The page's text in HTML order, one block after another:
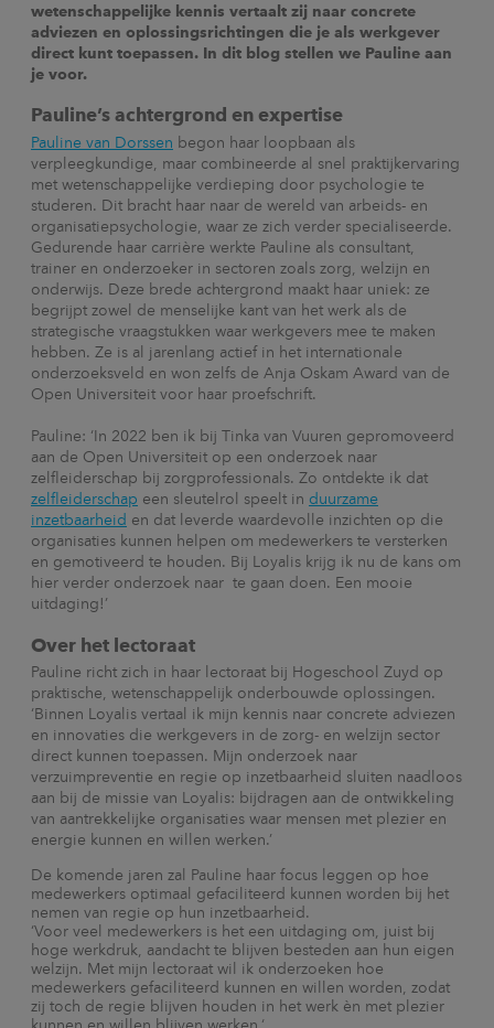
wetenschappelijke kennis vertaalt zij naar concrete
adviezen en oplossingsrichtingen die je als werkgever
direct kunt toepassen. In dit blog stellen we Pauline aan
je voor.
Pauline’s achtergrond en expertise
Pauline van Dorssen begon haar loopbaan als
verpleegkundige, maar combineerde al snel praktijkervaring
met wetenschappelijke verdieping door psychologie te
studeren. Dit bracht haar naar de wereld van arbeids- en
organisatiepsychologie, waar ze zich verder specialiseerde.
Gedurende haar carrière werkte Pauline als consultant,
trainer en onderzoeker in sectoren zoals zorg, welzijn en
onderwijs. Deze brede achtergrond maakt haar uniek: ze
begrijpt zowel de menselijke kant van het werk als de
strategische vraagstukken waar werkgevers mee te maken
hebben. Ze is al jarenlang actief in het internationale
onderzoeksveld en won zelfs de Anja Oskam Award van de
Open Universiteit voor haar proefschrift.
Pauline: ‘In 2022 ben ik bij Tinka van Vuuren gepromoveerd
aan de Open Universiteit op een onderzoek naar
zelfleiderschap bij zorgprofessionals. Zo ontdekte ik dat
zelfleiderschap een sleutelrol speelt in duurzame
inzetbaarheid en dat leverde waardevolle inzichten op die
organisaties kunnen helpen om medewerkers te versterken
en gemotiveerd te houden. Bij Loyalis krijg ik nu de kans om
hier verder onderzoek naar te gaan doen. Een mooie
uitdaging!’
Over het lectoraat
Pauline richt zich in haar lectoraat bij Hogeschool Zuyd op
praktische, wetenschappelijk onderbouwde oplossingen.
‘Binnen Loyalis vertaal ik mijn kennis naar concrete adviezen
en innovaties die werkgevers in de zorg- en welzijn sector
direct kunnen toepassen. Mijn onderzoek naar
verzuimpreventie en regie op inzetbaarheid sluiten naadloos
aan bij de missie van Loyalis: bijdragen aan de ontwikkeling
van aantrekkelijke organisaties waar mensen met plezier en
energie kunnen en willen werken.’
De komende jaren zal Pauline haar focus leggen op hoe
medewerkers optimaal gefaciliteerd kunnen worden bij het
nemen van regie op hun inzetbaarheid.
‘Voor veel medewerkers is het een uitdaging om, juist bij
hoge werkdruk, aandacht te blijven besteden aan hun eigen
welzijn. Met mijn lectoraat wil ik onderzoeken hoe
medewerkers gefaciliteerd kunnen en willen worden, zodat
zij toch de regie blijven houden in het werk èn met plezier